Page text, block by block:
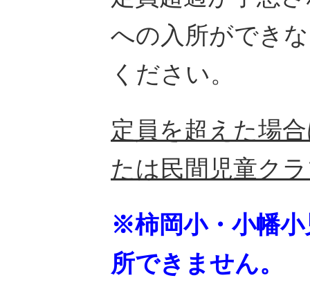
への入所ができ
ください。
定員を超えた場
たは民間児童ク
※柿岡小・小幡
所できません。